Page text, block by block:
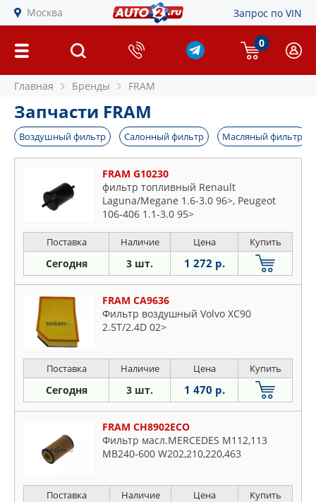
Москва Запрос по VIN
0
Главная Бренды FRAM
Запчасти FRAM
Воздушный фильтр Салонный фильтр Масляный фильтр
FRAM G10230
фильтр топливный Renault
Laguna/Megane 1.6-3.0 96>, Peugeot
106-406 1.1-3.0 95>
Поставка Наличие Цена Купить
Сегодня 3 шт. 1 272 р.
FRAM CA9636
Фильтр воздушный Volvo XC90
2.5T/2.4D 02>
Поставка Наличие Цена Купить
Сегодня 3 шт. 1 470 р.
FRAM CH8902ECO
Фильтр масл.MERCEDES M112,113
MB240-600 W202,210,220,463
Поставка Наличие Цена Купить